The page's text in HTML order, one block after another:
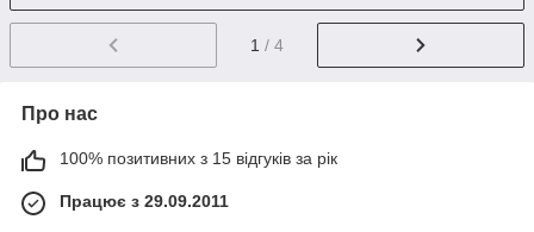
1 / 4
Про нас
100% позитивних з 15 відгуків за рік
Працює з 29.09.2011